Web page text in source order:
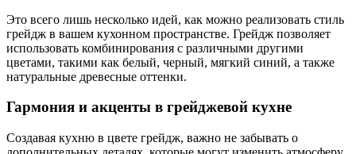
Это всего лишь несколько идей, как можно реализовать стиль
грейдж в вашем кухонном пространстве. Грейдж позволяет
использовать комбинирования с различными другими
цветами, такими как белый, черный, мягкий синий, а также
натуральные древесные оттенки.
Гармония и акценты в грейджевой кухне
Создавая кухню в цвете грейдж, важно не забывать о